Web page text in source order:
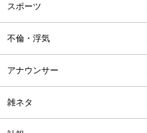
スポーツ
不倫・浮気
アナウンサー
雑ネタ